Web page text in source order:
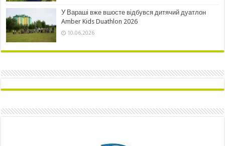
У Вараші вже вшосте відбувся дитячий дуатлон
Amber Kids Duathlon 2026
10.06.2026